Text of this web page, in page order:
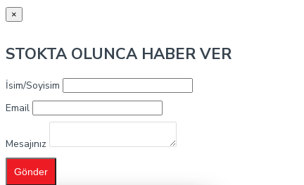
×
STOKTA OLUNCA HABER VER
İsim/Soyisim
Email
Mesajınız
Gönder